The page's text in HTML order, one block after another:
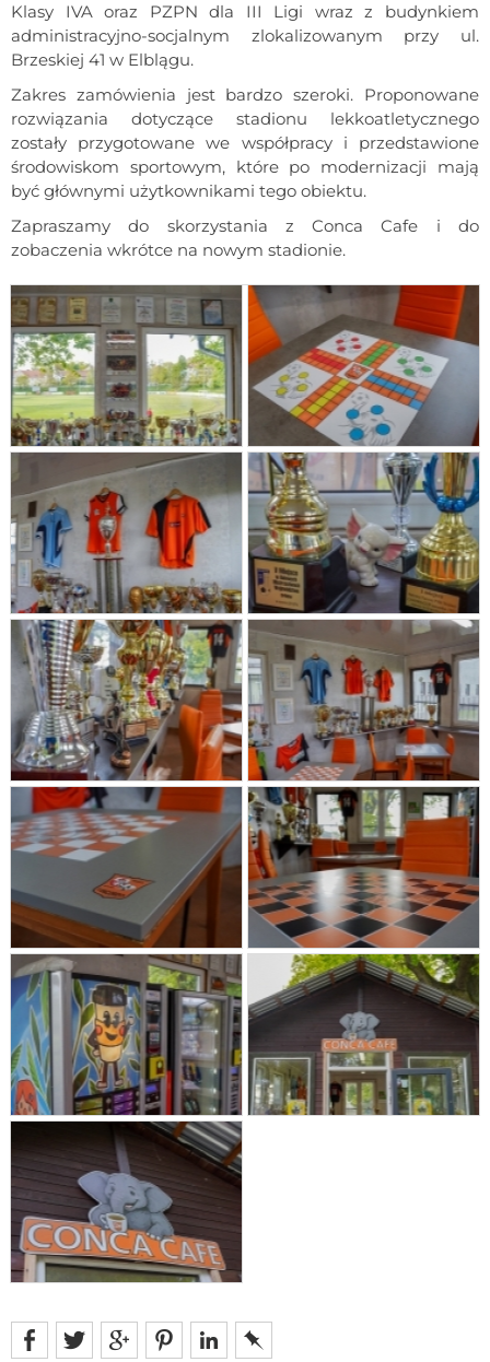
Klasy IVA oraz PZPN dla III Ligi wraz z budynkiem
administracyjno-socjalnym zlokalizowanym przy ul.
Brzeskiej 41 w Elblągu.
Zakres zamówienia jest bardzo szeroki. Proponowane
rozwiązania dotyczące stadionu lekkoatletycznego
zostały przygotowane we współpracy i przedstawione
środowiskom sportowym, które po modernizacji mają
być głównymi użytkownikami tego obiektu.
Zapraszamy do skorzystania z Conca Cafe i do
zobaczenia wkrótce na nowym stadionie.